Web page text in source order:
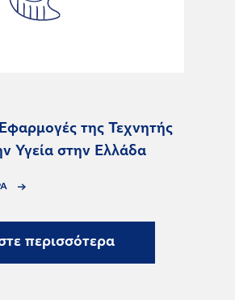
της Τεχνητής
Υγεία στην Ελλάδα
περισσότερα